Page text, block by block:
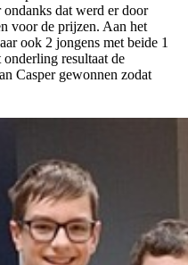
dat werd er door
voor de prijzen. Aan het
ook 2 jongens met beide 1
resultaat de
Casper gewonnen zodat